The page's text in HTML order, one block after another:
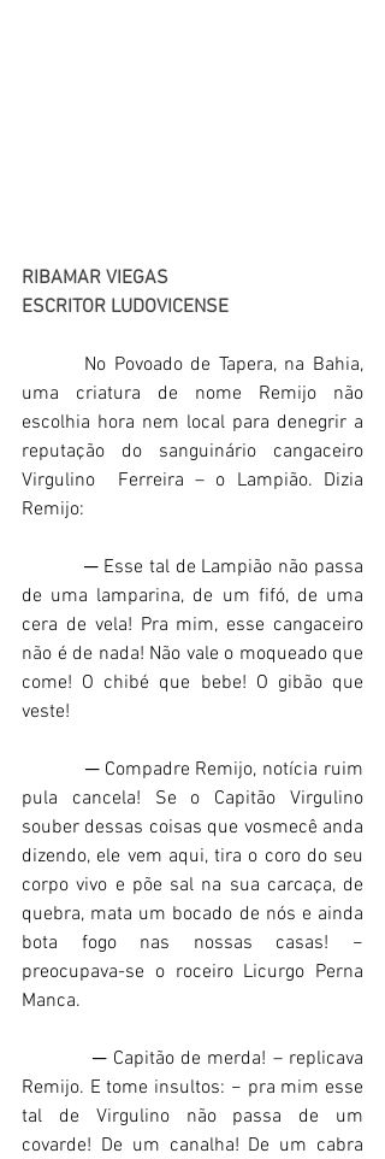
RIBAMAR VIEGAS
ESCRITOR LUDOVICENSE
uma criatura de nome Remijo não
escolhia hora nem local para denegrir a
reputação do sanguinário cangaceiro
Virgulino  Ferreira – o Lampião. Dizia
Remijo:
─ Esse tal de Lampião não passa
de uma lamparina, de um fifó, de uma
cera de vela! Pra mim, esse cangaceiro
não é de nada! Não vale o moqueado que
come! O chibé que bebe! O gibão que
veste!
─ Compadre Remijo, notícia ruim
pula cancela! Se o Capitão Virgulino
souber dessas coisas que vosmecê anda
dizendo, ele vem aqui, tira o coro do seu
corpo vivo e põe sal na sua carcaça, de
quebra, mata um bocado de nós e ainda
bota fogo nas nossas casas! −
preocupava-se o roceiro Licurgo Perna
Manca.
─ Capitão de merda! – replicava
Remijo. E tome insultos: − pra mim esse
tal de Virgulino não passa de um
covarde! De um canalha! De um cabra